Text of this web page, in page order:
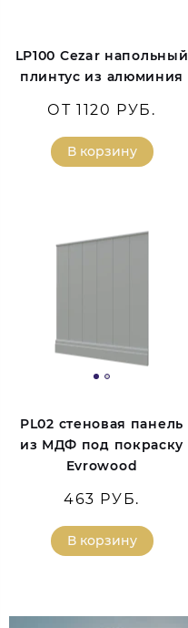
LP100 Cezar напольный
плинтус из алюминия
ОТ 1120 РУБ.
В корзину
PL02 стеновая панель
из МДФ под покраску
Evrowood
463 РУБ.
В корзину